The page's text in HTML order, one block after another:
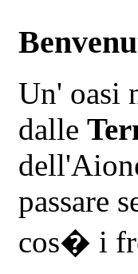
Un' oasi
dalle
passare
cos� i